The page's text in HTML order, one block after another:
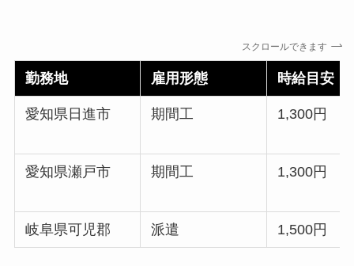
スクロールできます
勤務地 雇用形態 時給目安
愛知県日進市 期間工 1,300円
愛知県瀬戸市 期間工 1,300円
岐阜県可児郡 派遣 1,500円